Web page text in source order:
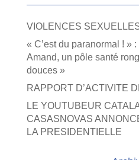
VIOLENCES
« C’est du paranormal ! »
Amand, un pôle santé
douces »
RAPPORT D’ACTIVITE
LE YOUTUBEUR
CASASNOVAS
LA PRESIDENTIELLE